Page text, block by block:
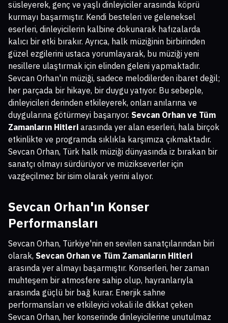
süsleyerek, genç ve yaşlı dinleyiciler arasında köprü
kurmayı başarmıştır. Kendi besteleri ve geleneksel
eserleri, dinleyicilerin kalbine dokunarak hafızalarda
kalıcı bir etki bırakır. Ayrıca, halk müziğinin birbirinden
güzel ezgilerini ustaca yorumlayarak, bu müziği yeni
nesillere ulaştırmak için elinden geleni yapmaktadır.
Sevcan Orhan'ın müziği, sadece melodilerden ibaret değil;
her parçada bir hikaye, bir duygu yatıyor. Bu sebeple,
dinleyicileri derinden etkileyerek, onları anılarına ve
duygularına götürmeyi başarıyor. Sevcan Orhan ve Tüm
Zamanların Hitleri arasında yer alan eserleri, hala birçok
etkinlikte ve programda sıklıkla karşımıza çıkmaktadır.
Sevcan Orhan, Türk halk müziği dünyasında iz bırakan bir
sanatçı olmayı sürdürüyor ve müzikseverler için
vazgeçilmez bir isim olarak yerini alıyor.
Sevcan Orhan'ın Konser
Performansları
Sevcan Orhan, Türkiye'nin en sevilen sanatçılarından biri
olarak, Sevcan Orhan ve Tüm Zamanların Hitleri
arasında yer almayı başarmıştır. Konserleri, her zaman
muhteşem bir atmosfere sahip olup, hayranlarıyla
arasında güçlü bir bağ kurar. Enerjik sahne
performansları ve etkileyici vokali ile dikkat çeken
Sevcan Orhan, her konserinde dinleyicilerine unutulmaz